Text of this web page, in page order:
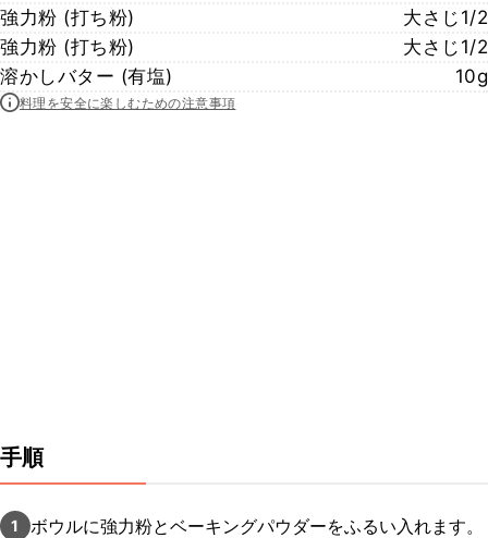
強力粉 (打ち粉)
大さじ1/2
強力粉 (打ち粉)
大さじ1/2
溶かしバター (有塩)
10g
料理を安全に楽しむための注意事項
手順
1 ボウルに強力粉とベーキングパウダーをふるい入れます。